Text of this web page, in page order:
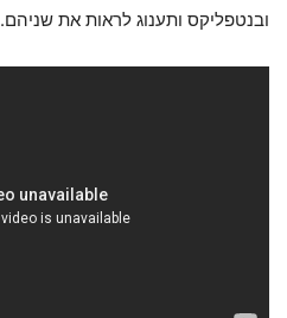
ובנטפליקס ותענוג לראות את שניהם.